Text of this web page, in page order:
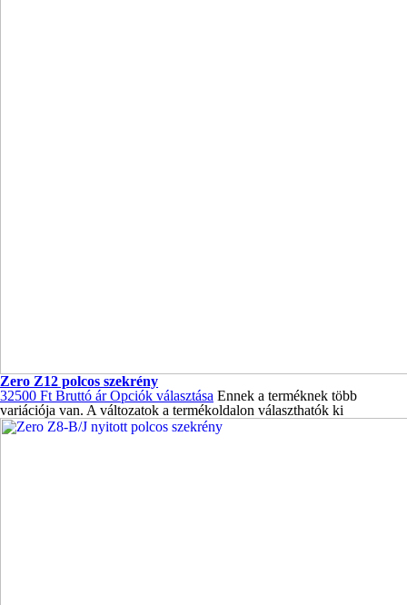
Zero Z12 polcos szekrény
32500 Ft Bruttó ár Opciók választása Ennek a terméknek több
variációja van. A változatok a termékoldalon választhatók ki